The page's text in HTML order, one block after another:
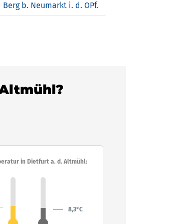
Berg b. Neumarkt i. d. OPf.
in Dietfurt a. d. Altmühl:
8,3°C